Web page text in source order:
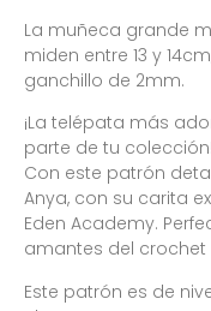
La muñeca grande
miden entre 13 y
ganchillo de 2mm.
¡La telépata más
parte de tu colección!
Con este patrón
Anya, con su carita
Eden Academy.
amantes del crochet
Este patrón es de